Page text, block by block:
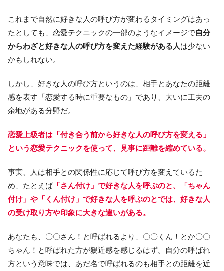
これまで自然に好きな人の呼び方が変わるタイミングはあっ
たとしても、恋愛テクニックの一部のようなイメージで自分
からわざと好きな人の呼び方を変えた経験がある人は少ない
かもしれない。
しかし、好きな人の呼び方というのは、相手とあなたの距離
感を表す「恋愛する時に重要なもの」であり、大いに工夫の
余地がある分野だ。
恋愛上級者は「付き合う前から好きな人の呼び方を変える」
という恋愛テクニックを使って、見事に距離を縮めている。
事実、人は相手との関係性に応じて呼び方を変えているた
め、たとえば「さん付け」で好きな人を呼ぶのと、「ちゃん
付け」や「くん付け」で好きな人を呼ぶのとでは、好きな人
の受け取り方や印象に大きな違いがある。
あなたも、〇〇さん！と呼ばれるより、〇〇くん！とか〇〇
ちゃん！と呼ばれた方が親近感を感じるはず。自分の呼ばれ
方という意味では、あだ名で呼ばれるのも相手との距離を近